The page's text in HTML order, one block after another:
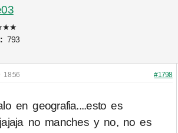
793
18:56 #1798
en geografia....esto es
no manches y no, no es